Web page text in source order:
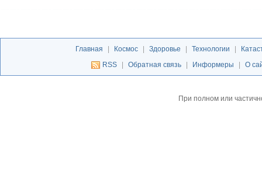
Главная | Космос | Здоровье | Технологии |
RSS
| Обратная связь | Информеры | О
При полном или